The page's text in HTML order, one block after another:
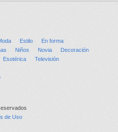
Estilo
En forma
Niños Novia
Decoración
Esotérica
Televisión
de Uso